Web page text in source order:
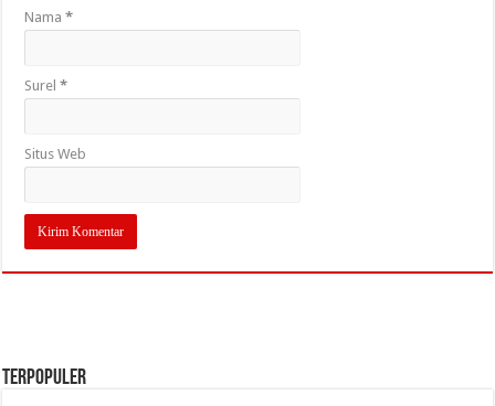
Nama*
Surel*
Situs Web
TERPOPULER